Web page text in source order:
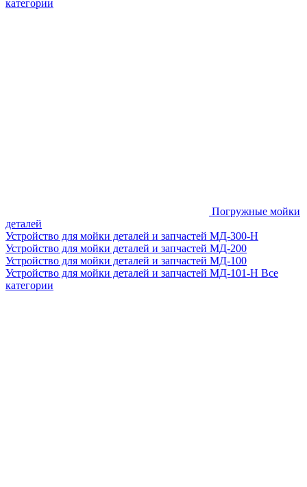
категории
Погружные мойки
деталей
Устройство для мойки деталей и запчастей МД-300-H
Устройство для мойки деталей и запчастей МД-200
Устройство для мойки деталей и запчастей МД-100
Устройство для мойки деталей и запчастей МД-101-Н Все
категории